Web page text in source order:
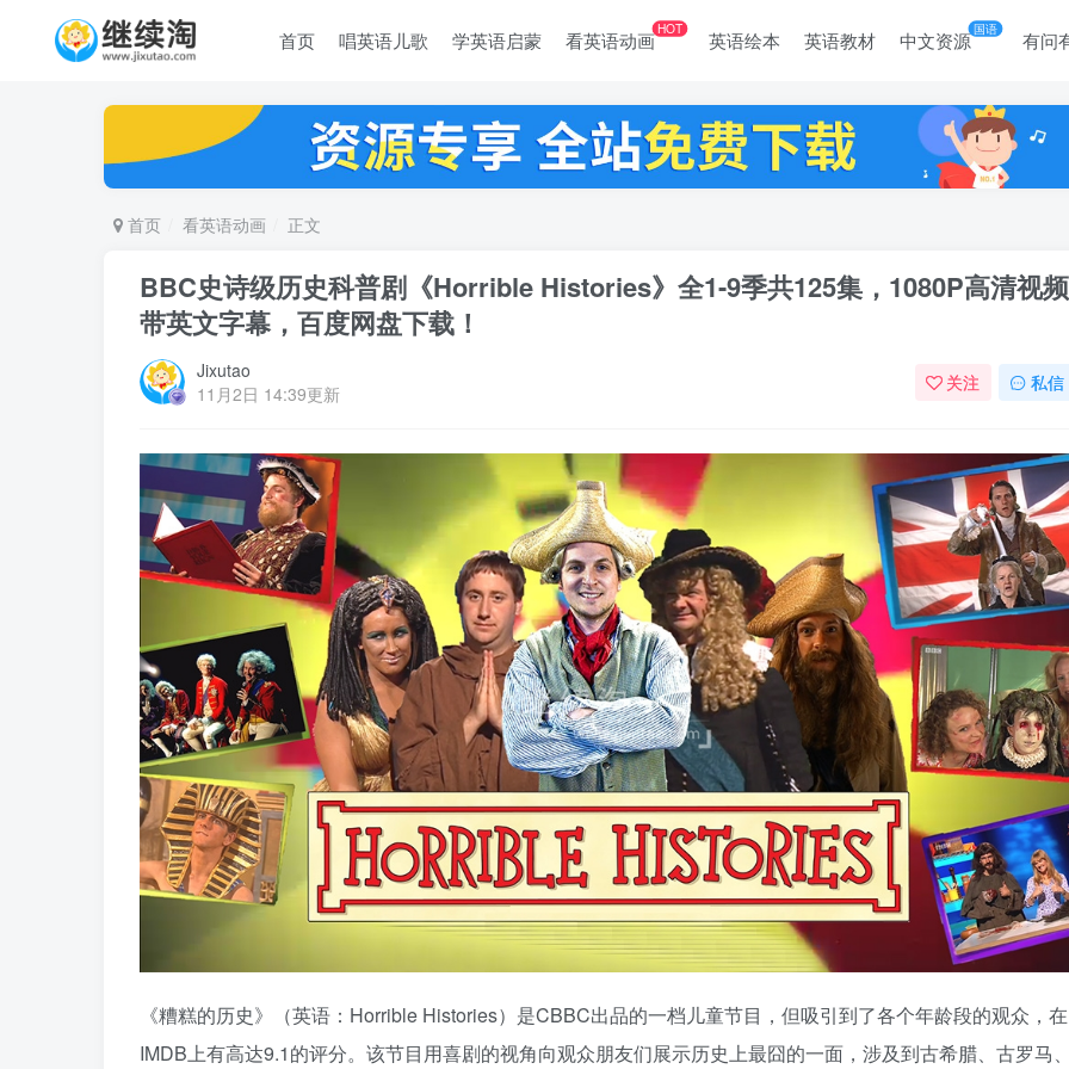
首页 唱英语儿歌 学英语启蒙 看英语动画HOT 英语绘本 英语教材 中文资源国语 有问
首页 看英语动画 正文
BBC史诗级历史科普剧《Horrible Histories》全1-9季共125集，1080P高清视频
带英文字幕，百度网盘下载！
Jixutao
11月2日 14:39更新
关注 私信
《糟糕的历史》（英语：Horrible Histories）是CBBC出品的一档儿童节目，但吸引到了各个年龄段的观众，在
IMDB上有高达9.1的评分。该节目用喜剧的视角向观众朋友们展示历史上最囧的一面，涉及到古希腊、古罗马